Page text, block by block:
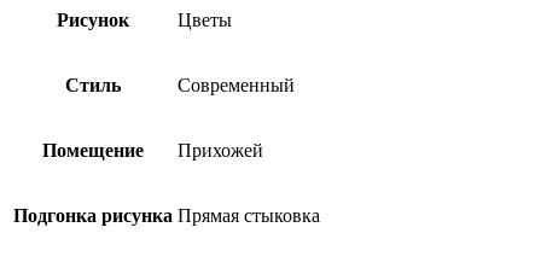
Рисунок Цветы
Стиль Современный
Помещение Прихожей
Подгонка рисунка Прямая стыковка